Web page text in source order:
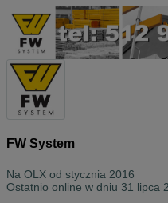
FW System
Na OLX od stycznia 2016
Ostatnio online w dniu 31 lipca